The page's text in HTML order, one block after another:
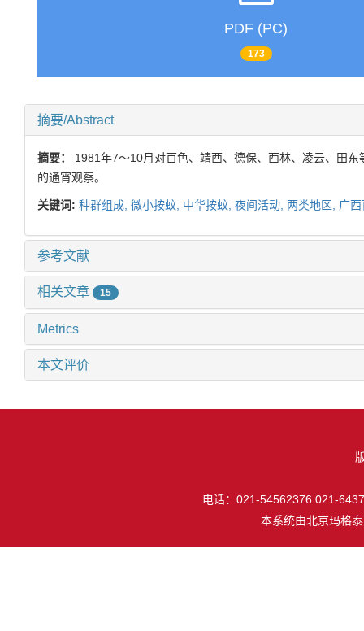
PDF (PC)
173
摘要/Abstract
摘要： 1981年7～10月对百色、靖西、德保、西林、凌云、田
的通宵观察。
关键词: 种群组成, 微小按蚊, 中华按蚊, 夜间活动, 两类地区, 广
参考文献
相关文章 15
Metrics
本文评价
电话：021-54562376 021-
本系统由北京玛格